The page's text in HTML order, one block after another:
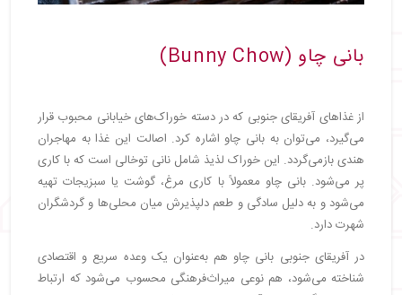
بانی چاو (Bunny Chow)
از غذاهای آفریقای جنوبی که در دسته خوراک‌های خیابانی محبوب قرار
می‌گیرد، می‌توان به بانی چاو اشاره کرد. اصالت این غذا به مهاجران
هندی بازمی‌گردد. این خوراک لذیذ شامل نانی توخالی است که با کاری
پر می‌شود. بانی چاو معمولاً با کاری مرغ، گوشت یا سبزیجات تهیه
می‌شود و به دلیل سادگی و طعم دلپذیرش میان محلی‌ها و گردشگران
شهرت دارد.
در آفریقای جنوبی بانی چاو هم به‌عنوان یک وعده سریع و اقتصادی
شناخته می‌شود، هم نوعی میراث‌فرهنگی محسوب می‌شود که ارتباط